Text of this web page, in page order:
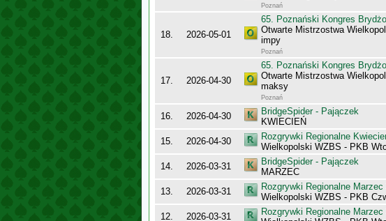
Poznań
18. 2026-05-01
65. Poznański Kongres
Otwarte Mistrzostwa
impy
Poznań
17. 2026-04-30
65. Poznański Kongres
Otwarte Mistrzostwa
maksy
Poznań
16. 2026-04-30
BridgeSpider - Pajączek
KWIECIEŃ
15. 2026-04-30
Rozgrywki Regionalne
Wielkopolski WZBS - PKB
14. 2026-03-31
BridgeSpider - Pajączek
MARZEC
13. 2026-03-31
Rozgrywki Regionalne Marzec
Wielkopolski WZBS - PKB
12. 2026-03-31
Rozgrywki Regionalne Marzec